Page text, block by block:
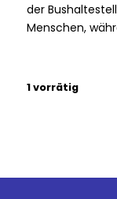
der
Menschen,
1 vorrätig